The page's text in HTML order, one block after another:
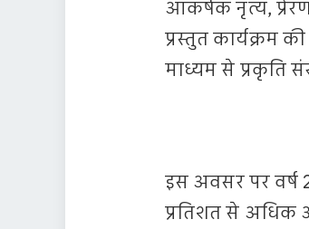
आकर्षक नृत्य,
प्रस्तुत कार्यक्रम
माध्यम से प्रकृति
इस अवसर पर वर्ष
प्रतिशत से अधिक